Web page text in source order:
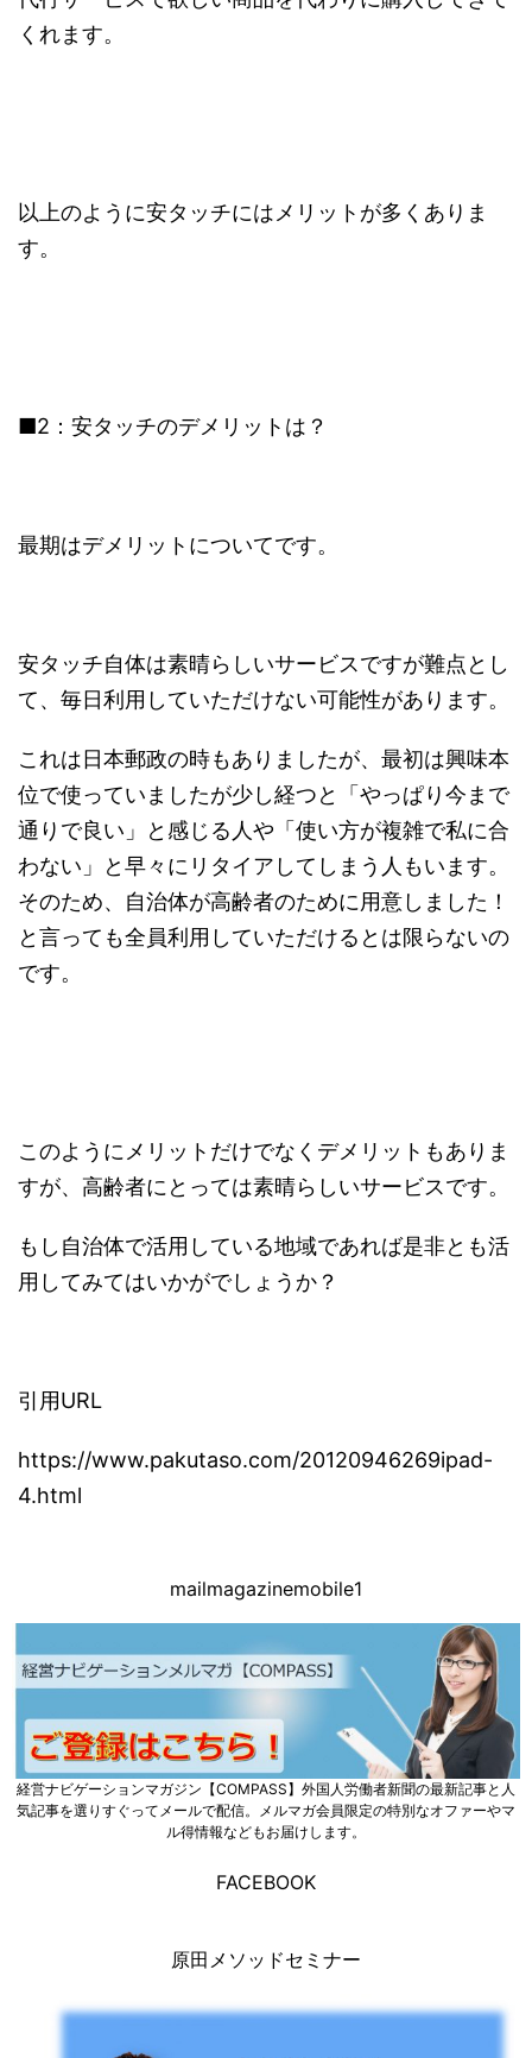
くれます。
以上のように安タッチにはメリットが多くありま
す。
■2：安タッチのデメリットは？
最期はデメリットについてです。
安タッチ自体は素晴らしいサービスですが難点とし
て、毎日利用していただけない可能性があります。
これは日本郵政の時もありましたが、最初は興味本
位で使っていましたが少し経つと「やっぱり今まで
通りで良い」と感じる人や「使い方が複雑で私に合
わない」と早々にリタイアしてしまう人もいます。
そのため、自治体が高齢者のために用意しました！
と言っても全員利用していただけるとは限らないの
です。
このようにメリットだけでなくデメリットもありま
すが、高齢者にとっては素晴らしいサービスです。
もし自治体で活用している地域であれば是非とも活
用してみてはいかがでしょうか？
引用URL
https://www.pakutaso.com/20120946269ipad-
4.html
mailmagazinemobile1
経営ナビゲーションマガジン【COMPASS】外国人労働者新聞の最新記事と人
気記事を選りすぐってメールで配信。メルマガ会員限定の特別なオファーやマ
ル得情報などもお届けします。
FACEBOOK
原田メソッドセミナー